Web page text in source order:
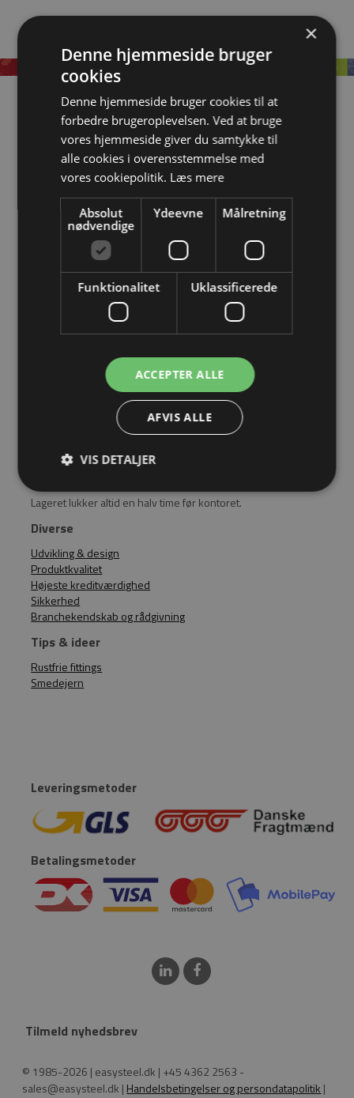
Information
OM EASYSTEEL
KATALOGER
BLIV FORHANDLER
KONTAKT
BRUG FOR HJÆLP? RING 4362 2563
Mandag-torsdag
08:00 - 15:30
Lageret lukker altid en halv time før kontoret.
Diverse
Udvikling & design
Produktkvalitet
Højeste kreditværdighed
Sikkerhed
Branchekendskab og rådgivning
Tips & ideer
Rustfrie fittings
Smedejern
Leveringsmetoder
Betalingsmetoder
Tilmeld nyhedsbrev
© 1985-2026 | easysteel.dk | +45 4362 2563 -
sales@easysteel.dk | Handelsbetingelser og persondatapolitik |
×
Denne hjemmeside bruger
cookies
Denne hjemmeside bruger cookies til at
forbedre brugeroplevelsen. Ved at bruge
vores hjemmeside giver du samtykke til
alle cookies i overensstemmelse med
vores cookiepolitik. Læs mere
Absolut
nødvendige
Ydeevne Målretning
Funktionalitet Uklassificerede
ACCEPTER ALLE
AFVIS ALLE
VIS DETALJER